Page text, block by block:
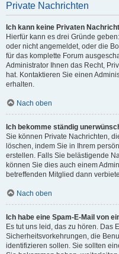
Private Nachrichten
Ich kann keine Privaten
Hierfür kann es drei Gründe
oder nicht angemeldet, oder die
für das komplette Forum
Administrator Ihnen das Recht,
hat. Kontaktieren Sie einen
erhalten.
Nach oben
Ich bekomme ständig
Sie können Private Nachrichten,
löschen, indem Sie in Ihrem
erstellen. Falls Sie belästigende
können Sie dies auch einem
betreffenden Mitglied dann
Nach oben
Ich habe eine Spam-E-Mail von
Es tut uns leid, das zu hören. Das
Sicherheitsvorkehrungen, die
identifizieren sollen. Sie sollten